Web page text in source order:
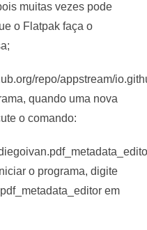
muitas vezes pode
o Flatpak faça o
repo/appstream/
quando uma nova
o comando:
o programa, digite
em